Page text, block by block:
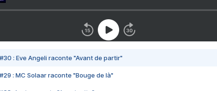
#30 : Eve Angeli raconte "Avant de partir"
#29 : MC Solaar raconte "Bouge de là"